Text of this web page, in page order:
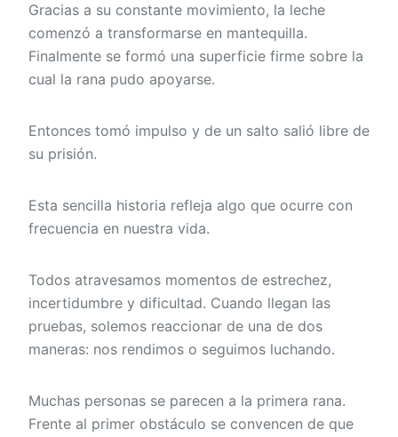
Gracias a su constante movimiento, la leche
comenzó a transformarse en mantequilla.
Finalmente se formó una superficie firme sobre la
cual la rana pudo apoyarse.
Entonces tomó impulso y de un salto salió libre de
su prisión.
Esta sencilla historia refleja algo que ocurre con
frecuencia en nuestra vida.
Todos atravesamos momentos de estrechez,
incertidumbre y dificultad. Cuando llegan las
pruebas, solemos reaccionar de una de dos
maneras: nos rendimos o seguimos luchando.
Muchas personas se parecen a la primera rana.
Frente al primer obstáculo se convencen de que